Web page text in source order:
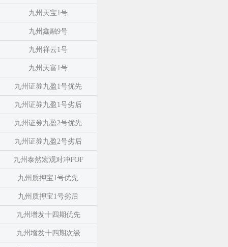
九州天宝1号
九州鑫融9号
九州祥云1号
九州天富1号
九州证券九盈1号优先
九州证券九盈1号劣后
九州证券九盈2号优先
九州证券九盈2号劣后
九州泰然宏观对冲FOF
九州质押宝1号优先
九州质押宝1号劣后
九州增发十四期优先
九州增发十四期次级